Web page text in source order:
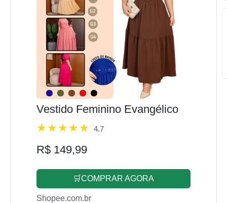
Vestido Feminino Evangélico
4.7
R$ 149,99
🛒COMPRAR AGORA
Shopee.com.br